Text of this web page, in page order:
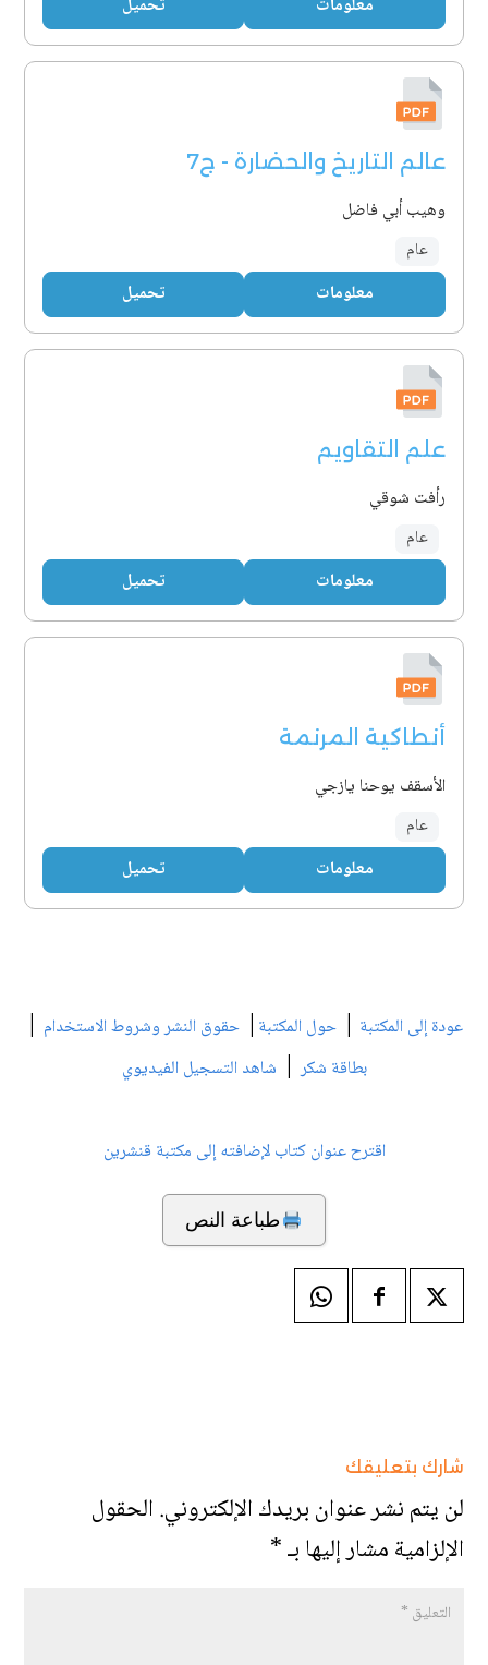
معلومات تحميل
عالم التاريخ والحضارة - ج7
وهيب أبي فاضل
عام
معلومات تحميل
علم التقاويم
رأفت شوقي
عام
معلومات تحميل
أنطاكية المرنمة
الأسقف يوحنا يازجي
عام
معلومات تحميل
عودة إلى المكتبة | حول المكتبة | حقوق النشر وشروط الاستخدام |
بطاقة شكر| شاهد التسجيل الفيديوي
اقترح عنوان كتاب لإضافته إلى مكتبة قنشرين
طباعة النص
شارك بتعليقك
لن يتم نشر عنوان بريدك الإلكتروني.الحقول
الإلزامية مشار إليها بـ*